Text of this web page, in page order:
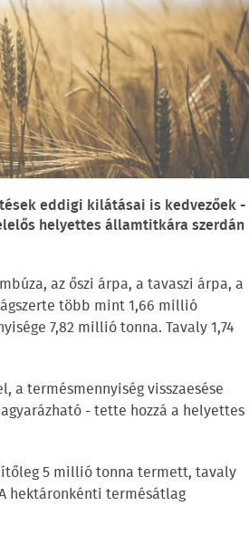
eddigi kilátásai is kedvezőek -
helyettes államtitkára szerdán
az őszi árpa, a tavaszi árpa, a
több mint 1,66 millió
7,82 millió tonna. Tavaly 1,74
a termésmennyiség visszaesése
- tette hozzá a helyettes
5 millió tonna termett, tavaly
hektáronkénti termésátlag